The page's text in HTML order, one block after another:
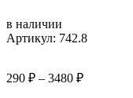
в наличии
Артикул: 742.8
290 ₽ – 3480 ₽